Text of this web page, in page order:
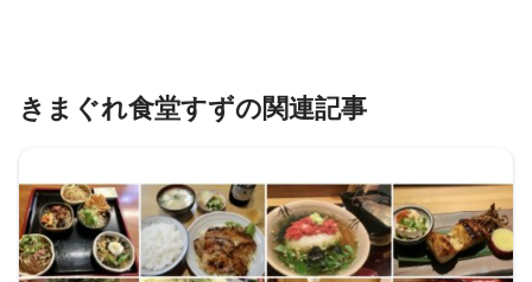
きまぐれ食堂すずの関連記事